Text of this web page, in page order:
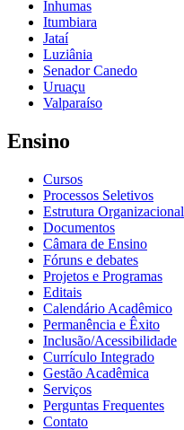
Inhumas
Itumbiara
Jataí
Luziânia
Senador Canedo
Uruaçu
Valparaíso
Ensino
Cursos
Processos Seletivos
Estrutura Organizacional
Documentos
Câmara de Ensino
Fóruns e debates
Projetos e Programas
Editais
Calendário Acadêmico
Permanência e Êxito
Inclusão/Acessibilidade
Currículo Integrado
Gestão Acadêmica
Serviços
Perguntas Frequentes
Contato